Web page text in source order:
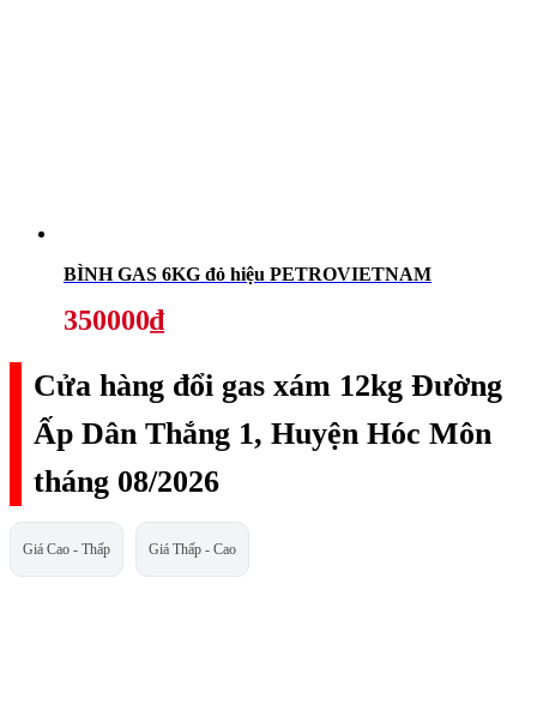
BÌNH GAS 6KG đỏ hiệu PETROVIETNAM
350000₫
Cửa hàng đổi gas xám 12kg Đường
Ấp Dân Thắng 1, Huyện Hóc Môn
tháng 08/2026
Giá Cao - Thấp Giá Thấp - Cao